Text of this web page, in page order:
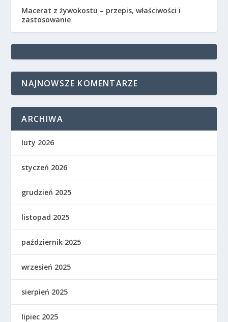
Macerat z żywokostu – przepis, właściwości i
zastosowanie
NAJNOWSZE KOMENTARZE
ARCHIWA
luty 2026
styczeń 2026
grudzień 2025
listopad 2025
październik 2025
wrzesień 2025
sierpień 2025
lipiec 2025